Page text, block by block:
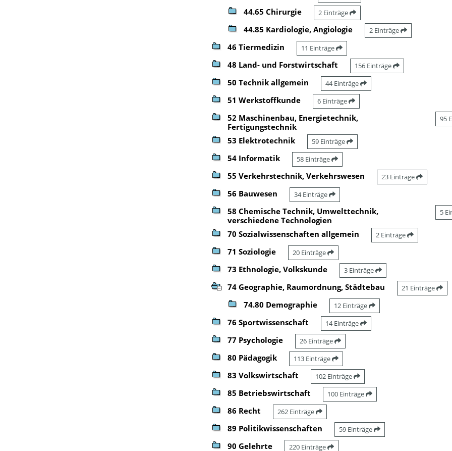
44.65 Chirurgie 2 Einträge
44.85 Kardiologie, Angiologie 2 Einträge
46 Tiermedizin 11 Einträge
48 Land- und Forstwirtschaft 156 Einträge
50 Technik allgemein 44 Einträge
51 Werkstoffkunde 6 Einträge
52 Maschinenbau, Energietechnik,
Fertigungstechnik
95
53 Elektrotechnik 59 Einträge
54 Informatik 58 Einträge
55 Verkehrstechnik, Verkehrswesen 23 Einträge
56 Bauwesen 34 Einträge
58 Chemische Technik, Umwelttechnik,
verschiedene Technologien
5
70 Sozialwissenschaften allgemein 2 Einträge
71 Soziologie 20 Einträge
73 Ethnologie, Volkskunde 3 Einträge
74 Geographie, Raumordnung, Städtebau 21 Einträge
74.80 Demographie 12 Einträge
76 Sportwissenschaft 14 Einträge
77 Psychologie 26 Einträge
80 Pädagogik 113 Einträge
83 Volkswirtschaft 102 Einträge
85 Betriebswirtschaft 100 Einträge
86 Recht 262 Einträge
89 Politikwissenschaften 59 Einträge
90 Gelehrte 220 Einträge